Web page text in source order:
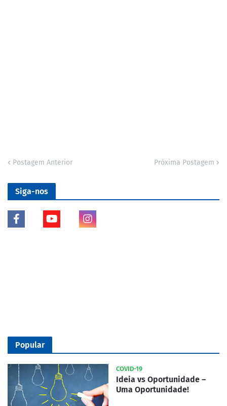
Postagem Anterior Próxima Postagem
Siga-nos
Popular
COVID-19
Ideia vs Oportunidade –
Uma Oportunidade!